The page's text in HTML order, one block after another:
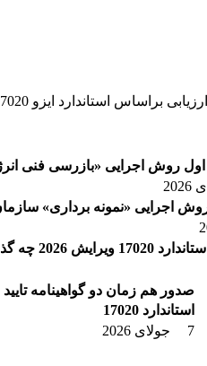
اول روش اجرایی «بازرسی فنی
اجرایی «نمونه برداری»
چه گذشت؟
صدور هم زمان دو گواهینامه
استاندارد 17020
7 جولای 2026